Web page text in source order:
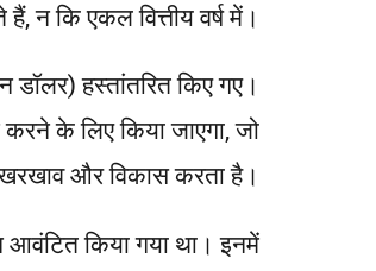
न कि एकल वित्तीय वर्ष में।
डॉलर) हस्तांतरित किए गए।
के लिए किया जाएगा, जो
और विकास करता है।
आवंटित किया गया था। इनमें